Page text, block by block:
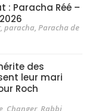
: Paracha Réé –
, paracha, Paracha de
des
leur mari
Roch
, Changer, Rabbi